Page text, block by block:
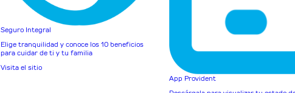
Seguro Integral
Elige tranquilidad y conoce los 10 beneficios
para cuidar de ti y tu familia
Visita el sitio
App Provident